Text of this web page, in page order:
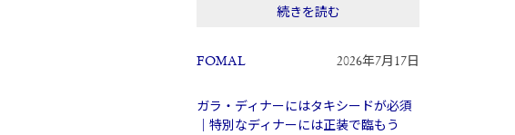
続きを読む
FOMAL 2026年7月17日
ガラ・ディナーにはタキシードが必須
｜特別なディナーには正装で臨もう